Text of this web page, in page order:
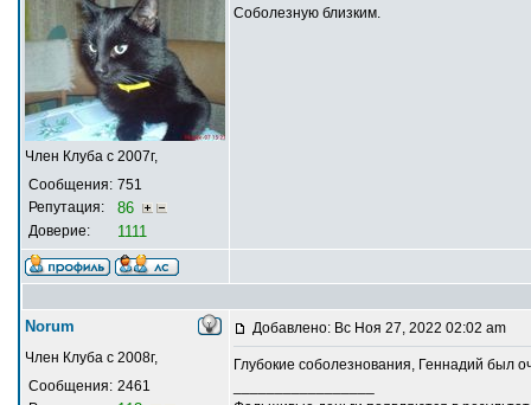
Член Клуба с 2007г,
Сообщения: 751
Репутация:
86
Доверие: 1111
Соболезную близким.
Norum
Член Клуба с 2008г,
Сообщения: 2461
Добавлено: Вс Ноя 27, 2022 02:02 am
Глубокие соболезнования, Геннадий был